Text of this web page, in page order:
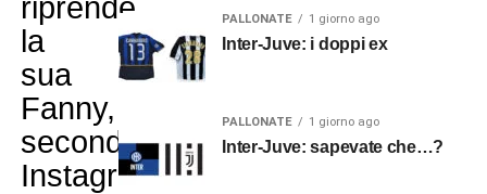
riprende
la
sua
Fanny,
secondo
Instagram
PALLONATE 1 giorno ago
Inter-Juve: i doppi ex
PALLONATE 1 giorno ago
Inter-Juve: sapevate che…?